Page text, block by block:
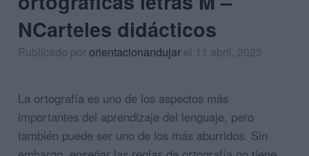
NCarteles didácticos
Publicado pororientacionandujar el 11 abril, 2023
La ortografía es uno de los aspectos más
importantes del aprendizaje del lenguaje, pero
también puede ser uno de los más aburridos. Sin